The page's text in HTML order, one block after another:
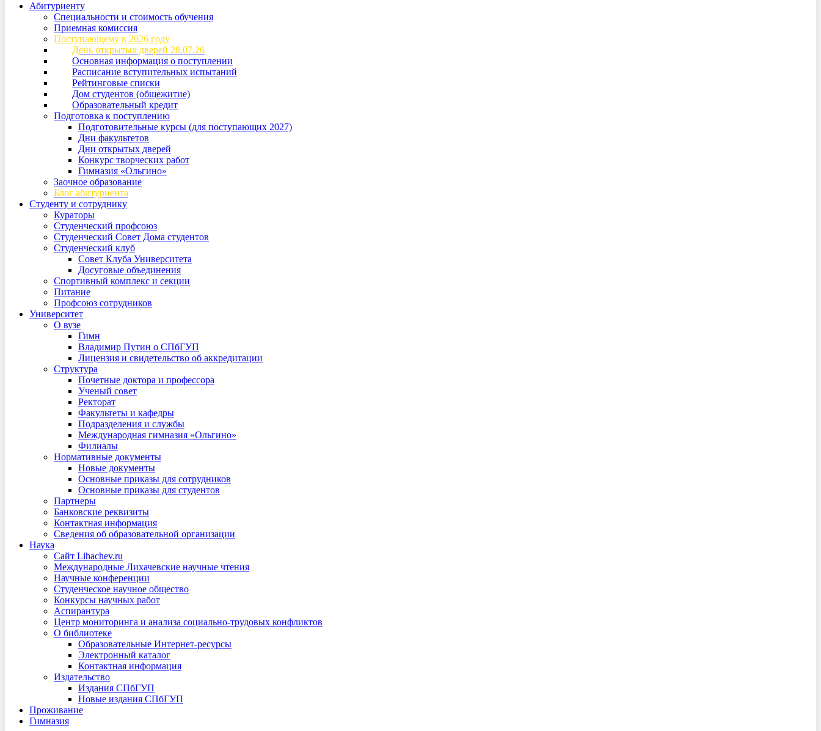
Абитуриенту
Специальности и стоимость обучения
Приемная комиссия
Поступающему в 2026 году
День открытых дверей 28.07.26
Основная информация о поступлении
Расписание вступительных испытаний
Рейтинговые списки
Дом студентов (общежитие)
Образовательный кредит
Подготовка к поступлению
Подготовительные курсы (для поступающих 2027)
Дни факультетов
Дни открытых дверей
Конкурс творческих работ
Гимназия «Ольгино»
Заочное образование
Блог абитуриента
Студенту и сотруднику
Кураторы
Студенческий профсоюз
Студенческий Совет Дома студентов
Студенческий клуб
Совет Клуба Университета
Досуговые объединения
Спортивный комплекс и секции
Питание
Профсоюз сотрудников
Университет
О вузе
Гимн
Владимир Путин о СПбГУП
Лицензия и свидетельство об аккредитации
Структура
Почетные доктора и профессора
Ученый совет
Ректорат
Факультеты и кафедры
Подразделения и службы
Международная гимназия «Ольгино»
Филиалы
Нормативные документы
Новые документы
Основные приказы для сотрудников
Основные приказы для студентов
Партнеры
Банковские реквизиты
Контактная информация
Сведения об образовательной организации
Наука
Сайт Lihachev.ru
Международные Лихачевские научные чтения
Научные конференции
Студенческое научное общество
Конкурсы научных работ
Аспирантура
Центр мониторинга и анализа социально-трудовых конфликтов
О библиотеке
Образовательные Интернет-ресурсы
Электронный каталог
Контактная информация
Издательство
Издания СПбГУП
Новые издания СПбГУП
Проживание
Гимназия